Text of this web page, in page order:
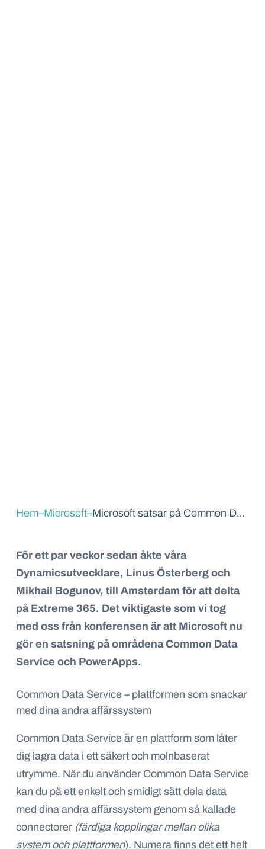
Hem–Microsoft– Microsoft satsar på Common Data Service och PowerApps
För ett par veckor sedan åkte våra
Dynamicsutvecklare, Linus Österberg och
Mikhail Bogunov, till Amsterdam för att delta
på Extreme 365. Det viktigaste som vi tog
med oss från konferensen är att Microsoft nu
gör en satsning på områdena Common Data
Service och PowerApps.
Common Data Service – plattformen som snackar
med dina andra affärssystem
Common Data Service är en plattform som låter
dig lagra data i ett säkert och molnbaserat
utrymme. När du använder Common Data Service
kan du på ett enkelt och smidigt sätt dela data
med dina andra affärssystem genom så kallade
connectorer (färdiga kopplingar mellan olika
system och plattformen). Numera finns det ett helt